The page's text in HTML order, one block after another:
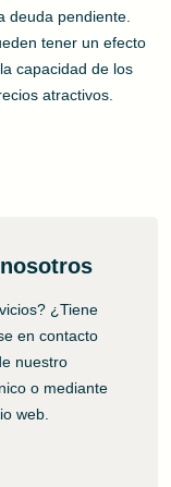
deuda pendiente.
tener un efecto
capacidad de los
atractivos.
¿Tiene
en contacto
nuestro
o mediante
web.